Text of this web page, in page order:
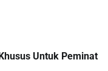
Untuk Peminat